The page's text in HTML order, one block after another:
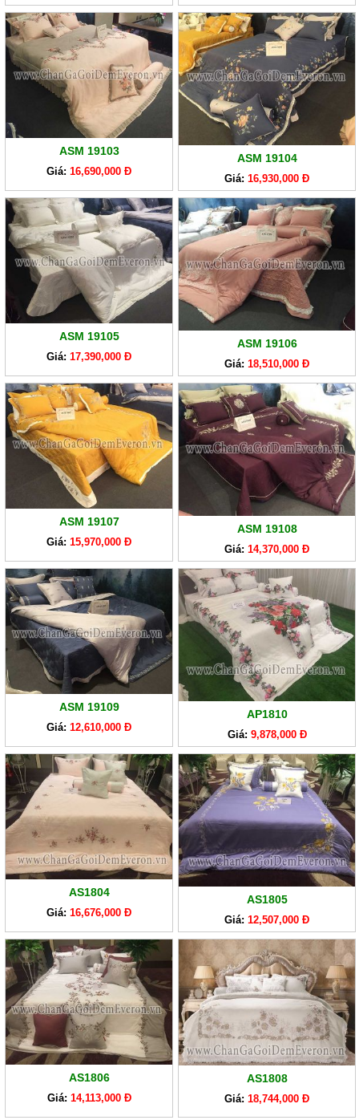
ASM 19103
Giá: 16,690,000 Đ
ASM 19104
Giá: 16,930,000 Đ
ASM 19105
Giá: 17,390,000 Đ
ASM 19106
Giá: 18,510,000 Đ
ASM 19107
Giá: 15,970,000 Đ
ASM 19108
Giá: 14,370,000 Đ
ASM 19109
Giá: 12,610,000 Đ
AP1810
Giá: 9,878,000 Đ
AS1804
Giá: 16,676,000 Đ
AS1805
Giá: 12,507,000 Đ
AS1806
Giá: 14,113,000 Đ
AS1808
Giá: 18,744,000 Đ